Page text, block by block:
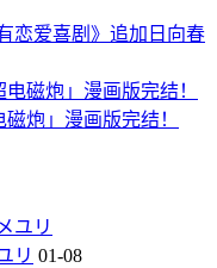
恋爱喜剧》追加日向春
炮」漫画版完结！
リ 01-08